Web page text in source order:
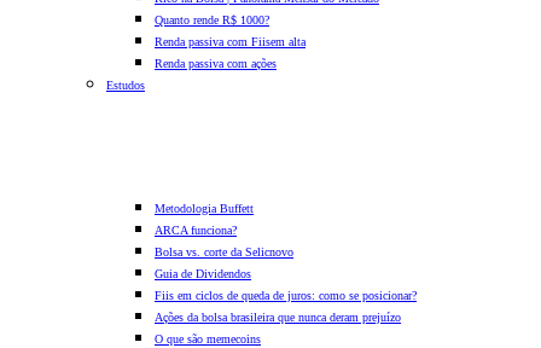
Quanto rende R$ 1000?
Renda passiva com Fiisem alta
Renda passiva com ações
Estudos
Metodologia Buffett
ARCA funciona?
Bolsa vs. corte da Selicnovo
Guia de Dividendos
Fiis em ciclos de queda de juros: como se posicionar?
Ações da bolsa brasileira que nunca deram prejuízo
O que são memecoins